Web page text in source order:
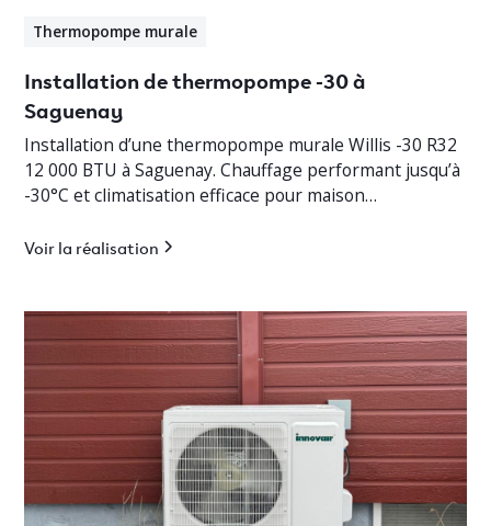
Thermopompe murale
Installation de thermopompe -30 à
Saguenay
Installation d’une thermopompe murale Willis -30 R32
12 000 BTU à Saguenay. Chauffage performant jusqu’à
-30°C et climatisation efficace pour maison
Voir la réalisation